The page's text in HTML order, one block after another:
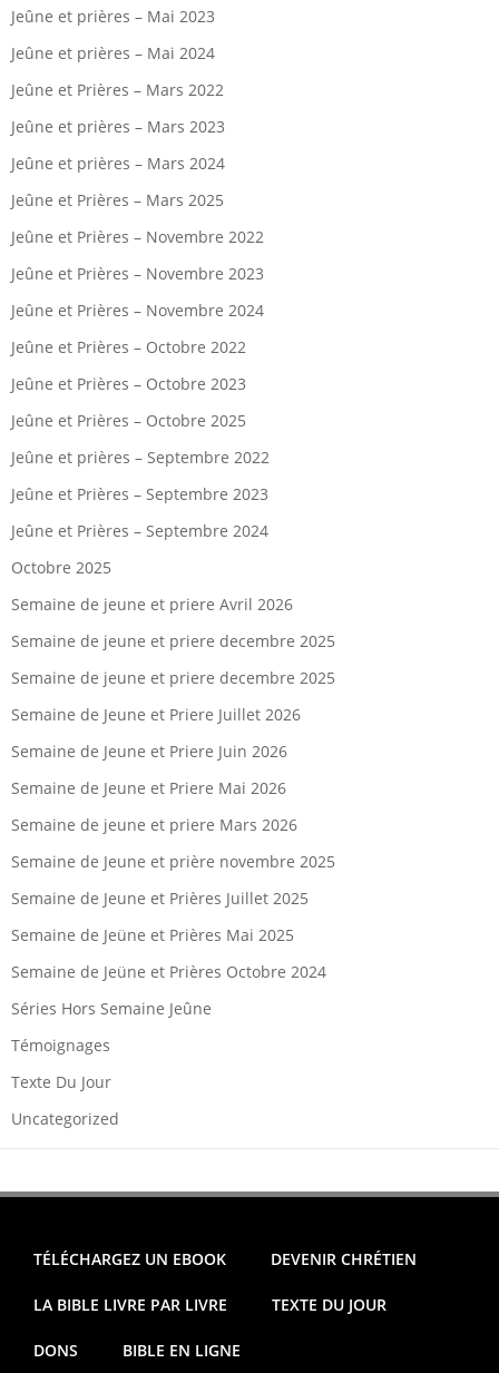
Jeûne et prières – Mai 2023
Jeûne et prières – Mai 2024
Jeûne et Prières – Mars 2022
Jeûne et prières – Mars 2023
Jeûne et prières – Mars 2024
Jeûne et Prières – Mars 2025
Jeûne et Prières – Novembre 2022
Jeûne et Prières – Novembre 2023
Jeûne et Prières – Novembre 2024
Jeûne et Prières – Octobre 2022
Jeûne et Prières – Octobre 2023
Jeûne et Prières – Octobre 2025
Jeûne et prières – Septembre 2022
Jeûne et Prières – Septembre 2023
Jeûne et Prières – Septembre 2024
Octobre 2025
Semaine de jeune et priere Avril 2026
Semaine de jeune et priere decembre 2025
Semaine de jeune et priere decembre 2025
Semaine de Jeune et Priere Juillet 2026
Semaine de Jeune et Priere Juin 2026
Semaine de Jeune et Priere Mai 2026
Semaine de jeune et priere Mars 2026
Semaine de Jeune et prière novembre 2025
Semaine de Jeune et Prières Juillet 2025
Semaine de Jeüne et Prières Mai 2025
Semaine de Jeüne et Prières Octobre 2024
Séries Hors Semaine Jeûne
Témoignages
Texte Du Jour
Uncategorized
TÉLÉCHARGEZ UN EBOOK DEVENIR CHRÉTIEN
LA BIBLE LIVRE PAR LIVRE TEXTE DU JOUR
DONS BIBLE EN LIGNE